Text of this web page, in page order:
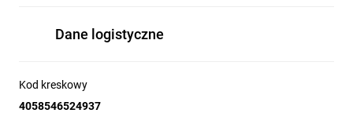
Dane logistyczne
Kod kreskowy
4058546524937